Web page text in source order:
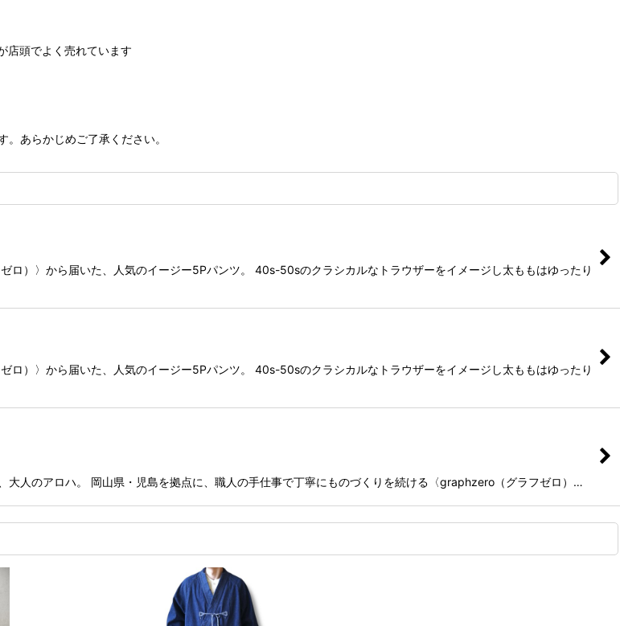
店頭でよく売れています
あらかじめご了承ください。
）〉から届いた、人気のイージー5Pパンツ。 40s-50sのクラシカルなトラウザーをイメージし太ももはゆったり
）〉から届いた、人気のイージー5Pパンツ。 40s-50sのクラシカルなトラウザーをイメージし太ももはゆったり
大人のアロハ。 岡山県・児島を拠点に、職人の手仕事で丁寧にものづくりを続ける〈graphzero（グラフゼロ）…